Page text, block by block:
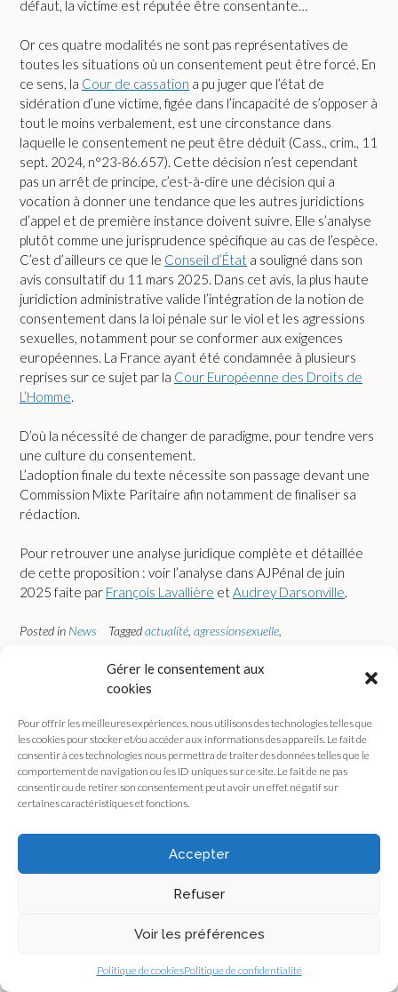
Gérer le consentement aux
cookies
Pour offrir les meilleures expériences, nous utilisons des technologies telles que
les cookies pour stocker et/ou accéder aux informations des appareils. Le fait de
consentir à ces technologies nous permettra de traiter des données telles que le
comportement de navigation ou les ID uniques sur ce site. Le fait de ne pas
consentir ou de retirer son consentement peut avoir un effet négatif sur
certaines caractéristiques et fonctions.
Accepter
Refuser
Voir les préférences
Politique de cookiesPolitique de confidentialité
défaut, la victime est réputée être consentante…
Or ces quatre modalités ne sont pas représentatives de
toutes les situations où un consentement peut être forcé. En
ce sens, la Cour de cassation a pu juger que l’état de
sidération d’une victime, figée dans l’incapacité de s’opposer à
tout le moins verbalement, est une circonstance dans
laquelle le consentement ne peut être déduit (Cass., crim., 11
sept. 2024, n°23-86.657). Cette décision n’est cependant
pas un arrêt de principe, c’est-à-dire une décision qui a
vocation à donner une tendance que les autres juridictions
d’appel et de première instance doivent suivre. Elle s’analyse
plutôt comme une jurisprudence spécifique au cas de l’espèce.
C’est d’ailleurs ce que le Conseil d’État a souligné dans son
avis consultatif du 11 mars 2025. Dans cet avis, la plus haute
juridiction administrative valide l’intégration de la notion de
consentement dans la loi pénale sur le viol et les agressions
sexuelles, notamment pour se conformer aux exigences
européennes. La France ayant été condamnée à plusieurs
reprises sur ce sujet par la Cour Européenne des Droits de
L’Homme
D’où la nécessité de changer de paradigme, pour tendre vers
une culture du consentement.
L’adoption finale du texte nécessite son passage devant une
Commission Mixte Paritaire afin notamment de finaliser sa
rédaction.
Pour retrouver une analyse juridique complète et détaillée
de cette proposition : voir l’analyse dans AJPénal de juin
2025 faite par François Lavallière et Audrey Darsonville
Posted in News Taggedactualité agressionsexuelle
,loi,parlement,VSS